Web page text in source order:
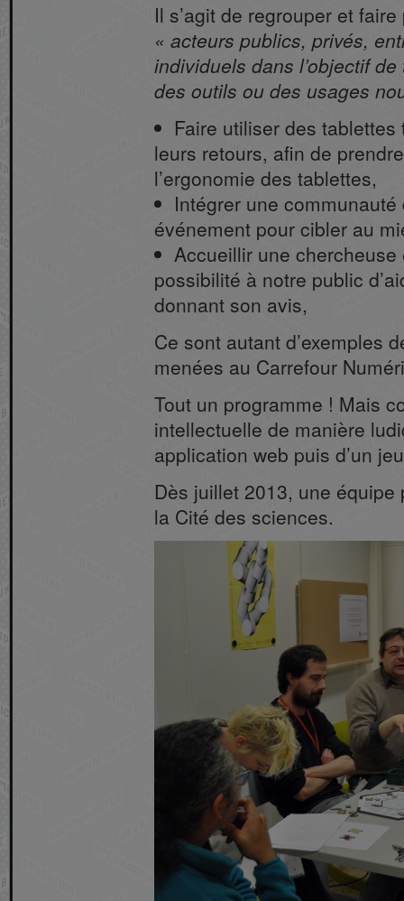
Il s’agit de regrouper et
acteurs publics, privés,
individuels dans l’objectif
des outils ou des usages
Faire utiliser des
leurs retours, afin de
l’ergonomie des tablettes,
Intégrer une communauté
événement pour cibler au
Accueillir une
possibilité à notre public
donnant son avis,
Ce sont autant d’exemples
menées au Carrefour
Tout un programme ! Mais
intellectuelle de manière
application web puis d’un
Dès juillet 2013, une
la Cité des sciences.